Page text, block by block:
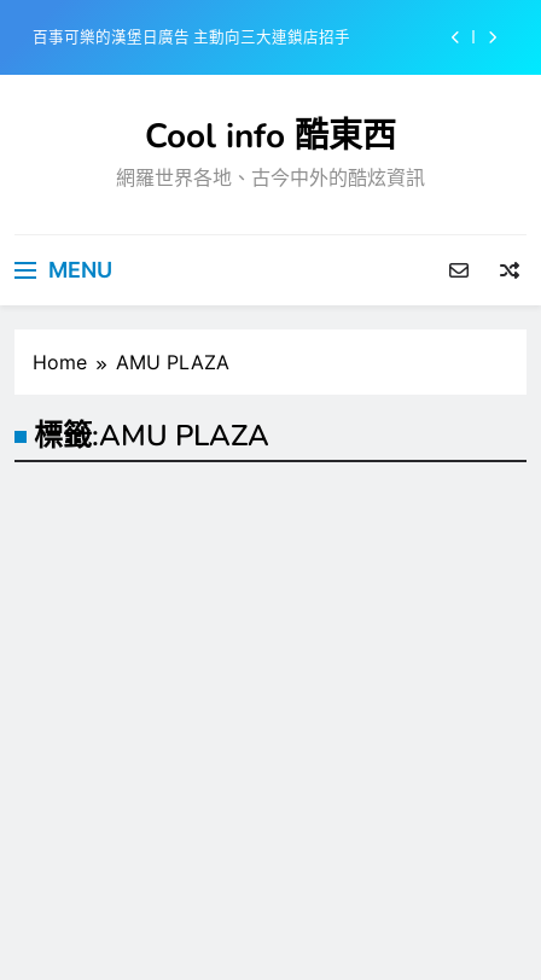
content
百事可樂的漢堡日廣告 主動向三大連鎖店招手
戴著金牌的醬油瓶 市佔率第一的龜甲萬廣告
感動落淚也笑到流淚的斷髮式
Cool info 酷東西
網羅世界各地、古今中外的酷炫資訊
MENU
Home AMU PLAZA
標籤:AMU PLAZA